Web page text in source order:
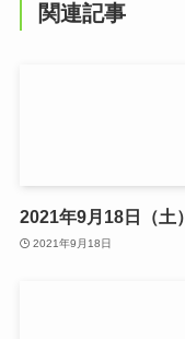
関連記事
2021年9月18日（土）
2021年9月18日